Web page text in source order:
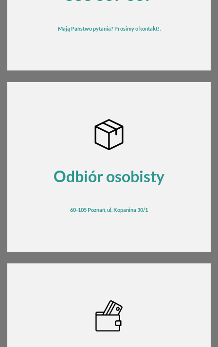
Mają Państwo pytania? Prosimy o kontakt!.
Odbiór osobisty
60-105 Poznań, ul. Kopanina 30/1